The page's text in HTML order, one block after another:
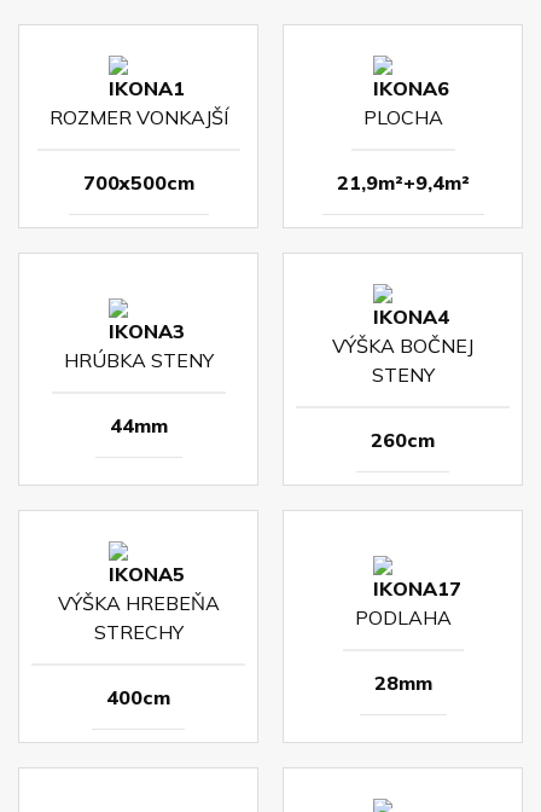
ROZMER VONKAJŠÍ
700x500cm
PLOCHA
21,9m²+9,4m²
HRÚBKA STENY
44mm
VÝŠKA BOČNEJ
STENY
260cm
VÝŠKA HREBEŇA
STRECHY
400cm
PODLAHA
28mm